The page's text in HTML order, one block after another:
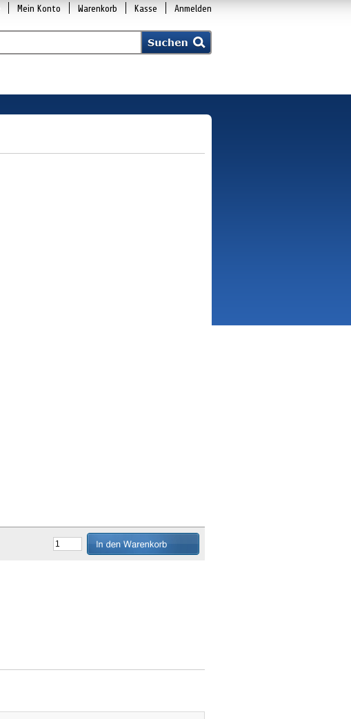
Mein Konto Warenkorb Kasse Anmelden